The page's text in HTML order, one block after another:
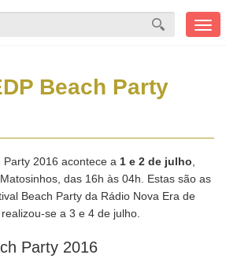
Beach Party
Party 2016 acontece a 1 e 2 de julho
das 16h às 04h. Estas são as
Beach Party da Rádio Nova Era de
se a 3 e 4 de julho.
Party 2016